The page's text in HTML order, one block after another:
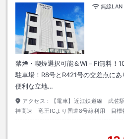
無線LAN
禁煙・喫煙選択可能＆Wi－Fi無料！
駐車場！R8号とR421号の交差点に
便利な立地…
アクセス：
【電車】近江鉄道線 武
神高速 竜王ICより国道8号線利用 目標